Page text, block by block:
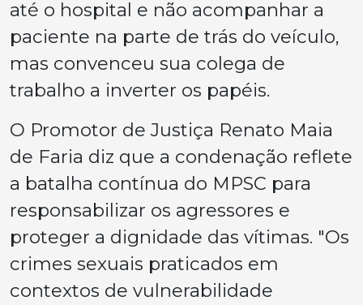
até o hospital e não acompanhar a
paciente na parte de trás do veículo,
mas convenceu sua colega de
trabalho a inverter os papéis.
O Promotor de Justiça Renato Maia
de Faria diz que a condenação reflete
a batalha contínua do MPSC para
responsabilizar os agressores e
proteger a dignidade das vítimas. "Os
crimes sexuais praticados em
contextos de vulnerabilidade